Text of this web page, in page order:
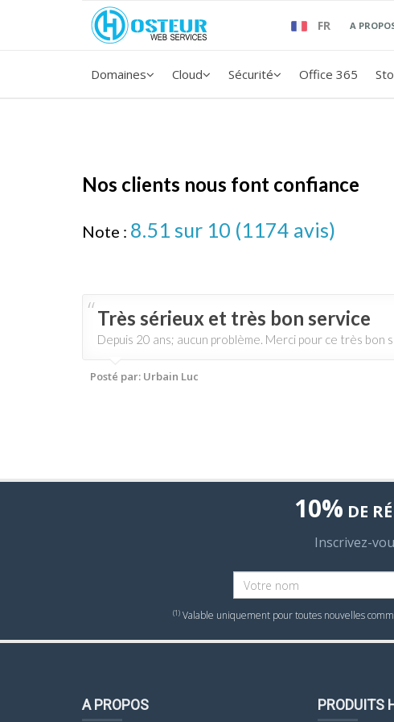
FR A
Domaines Cloud Sécurité Office 365
Nos clients nous font confiance
Note : 8.51 sur 10 (1174 avis)
Très sérieux et très bon service
Depuis 20 ans; aucun problème. Merci pour ce très bon
Posté par: Urbain Luc
10% DE
Inscrivez-
(1)Valable uniquement pour toutes nouvelles
A PROPOS PRODUITS